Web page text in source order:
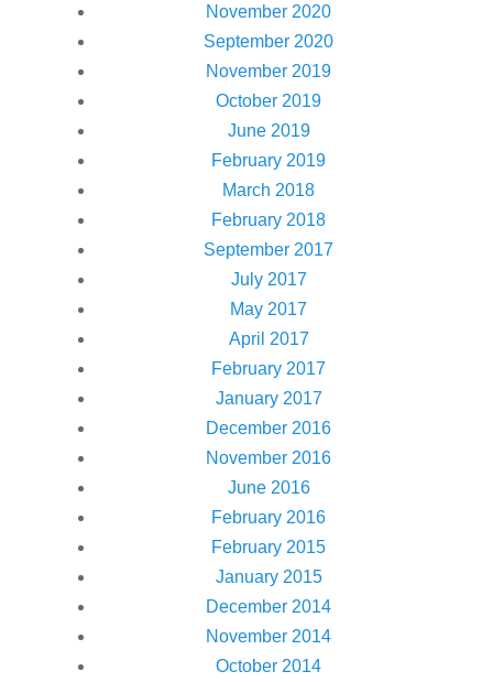
November 2020
September 2020
November 2019
October 2019
June 2019
February 2019
March 2018
February 2018
September 2017
July 2017
May 2017
April 2017
February 2017
January 2017
December 2016
November 2016
June 2016
February 2016
February 2015
January 2015
December 2014
November 2014
October 2014